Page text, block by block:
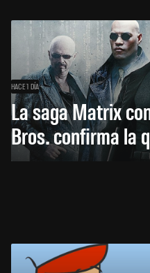
HACE 1 DÍA
La saga Matrix
Bros. confirma la